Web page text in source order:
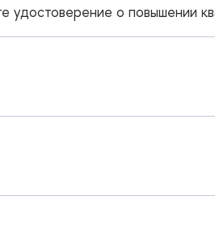
удостоверение о повышении